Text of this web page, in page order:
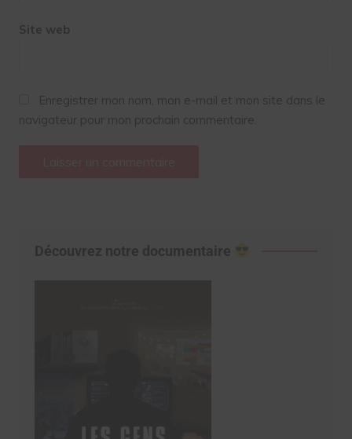
Site web
Enregistrer mon nom, mon e-mail et mon site dans le
navigateur pour mon prochain commentaire.
Découvrez notre documentaire